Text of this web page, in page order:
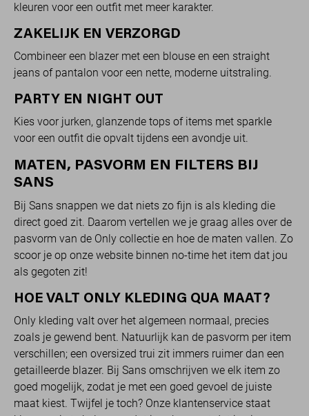
kleuren voor een outfit met meer karakter.
ZAKELIJK EN VERZORGD
Combineer een blazer met een blouse en een straight
jeans of pantalon voor een nette, moderne uitstraling.
PARTY EN NIGHT OUT
Kies voor jurken, glanzende tops of items met sparkle
voor een outfit die opvalt tijdens een avondje uit.
MATEN, PASVORM EN FILTERS BIJ
SANS
Bij Sans snappen we dat niets zo fijn is als kleding die
direct goed zit. Daarom vertellen we je graag alles over de
pasvorm van de Only collectie en hoe de maten vallen. Zo
scoor je op onze website binnen no-time het item dat jou
als gegoten zit!
HOE VALT ONLY KLEDING QUA MAAT?
Only kleding valt over het algemeen normaal, precies
zoals je gewend bent. Natuurlijk kan de pasvorm per item
verschillen; een oversized trui zit immers ruimer dan een
getailleerde blazer. Bij Sans omschrijven we elk item zo
goed mogelijk, zodat je met een goed gevoel de juiste
maat kiest. Twijfel je toch? Onze klantenservice staat